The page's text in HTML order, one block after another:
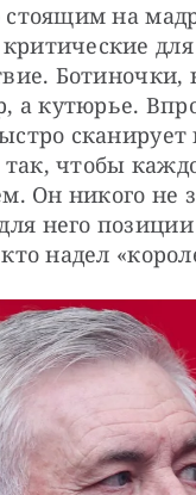
на
а кутюрье.
сканирует
так, чтобы
Он никого не
него позиции
надел